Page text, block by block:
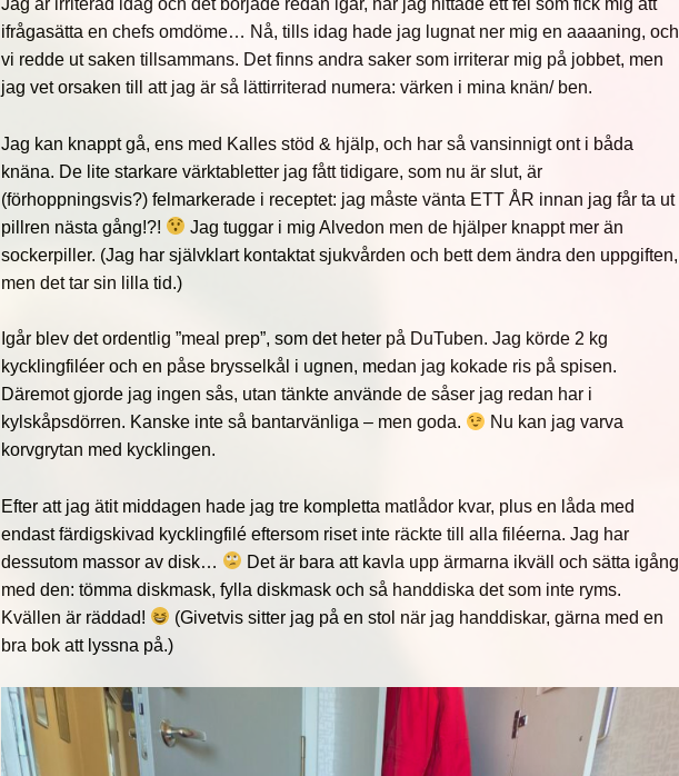
Jag är irriterad idag och det började redan igår, när jag hittade ett fel som fick mig att
ifrågasätta en chefs omdöme… Nå, tills idag hade jag lugnat ner mig en aaaaning, och
vi redde ut saken tillsammans. Det finns andra saker som irriterar mig på jobbet, men
jag vet orsaken till att jag är så lättirriterad numera: värken i mina knän/ ben.
Jag kan knappt gå, ens med Kalles stöd & hjälp, och har så vansinnigt ont i båda
knäna. De lite starkare värktabletter jag fått tidigare, som nu är slut, är
(förhoppningsvis?) felmarkerade i receptet: jag måste vänta ETT ÅR innan jag får ta ut
pillren nästa gång!?!
Jag tuggar i mig Alvedon men de hjälper knappt mer än
sockerpiller. (Jag har självklart kontaktat sjukvården och bett dem ändra den uppgiften,
men det tar sin lilla tid.)
Igår blev det ordentlig ”meal prep”, som det heter på DuTuben. Jag körde 2 kg
kycklingfiléer och en påse brysselkål i ugnen, medan jag kokade ris på spisen.
Däremot gjorde jag ingen sås, utan tänkte använde de såser jag redan har i
kylskåpsdörren. Kanske inte så bantarvänliga – men goda.
Nu kan jag varva
korvgrytan med kycklingen.
Efter att jag ätit middagen hade jag tre kompletta matlådor kvar, plus en låda med
endast färdigskivad kycklingfilé eftersom riset inte räckte till alla filéerna. Jag har
dessutom massor av disk…
Det är bara att kavla upp ärmarna ikväll och sätta igång
med den: tömma diskmask, fylla diskmask och så handdiska det som inte ryms.
Kvällen är räddad!
(Givetvis sitter jag på en stol när jag handdiskar, gärna med en
bra bok att lyssna på.)